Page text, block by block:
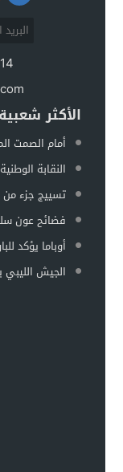
الأكثر شعبية
أمام الصمت
النقابة
تسييج جزء
فضائح عون
أوباما يؤكد
الجيش